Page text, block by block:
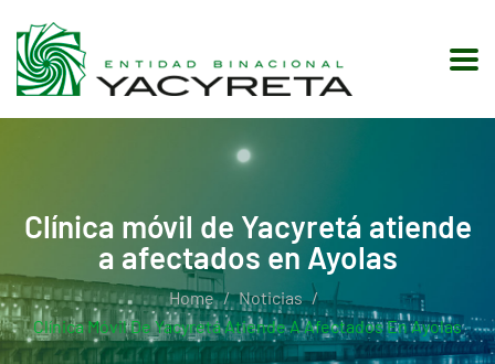
Clínica móvil de Yacyretá atiende
a afectados en Ayolas
Home
Noticias
Clínica Móvil De Yacyretá Atiende A Afectados En Ayolas